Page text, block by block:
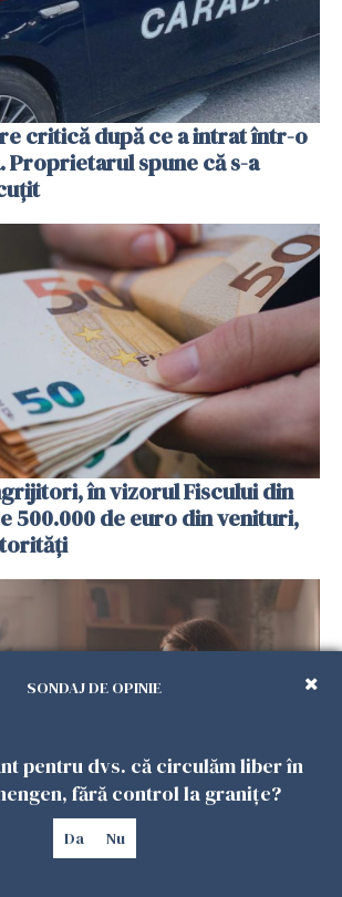
critică după ce a intrat într-o
Proprietarul spune că s-a
în vizorul Fiscului din
500.000 de euro din venituri,
în SUA? Un studiu Harvard
SONDAJ DE OPINIE
pentru dvs. că circulăm liber în
fără control la granițe?
Da Nu